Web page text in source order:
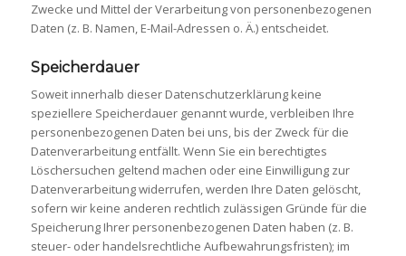
Zwecke und Mittel der Verarbeitung von personenbezogenen
Daten (z. B. Namen, E-Mail-Adressen o. Ä.) entscheidet.
Speicherdauer
Soweit innerhalb dieser Datenschutzerklärung keine
speziellere Speicherdauer genannt wurde, verbleiben Ihre
personenbezogenen Daten bei uns, bis der Zweck für die
Datenverarbeitung entfällt. Wenn Sie ein berechtigtes
Löschersuchen geltend machen oder eine Einwilligung zur
Datenverarbeitung widerrufen, werden Ihre Daten gelöscht,
sofern wir keine anderen rechtlich zulässigen Gründe für die
Speicherung Ihrer personenbezogenen Daten haben (z. B.
steuer- oder handelsrechtliche Aufbewahrungsfristen); im